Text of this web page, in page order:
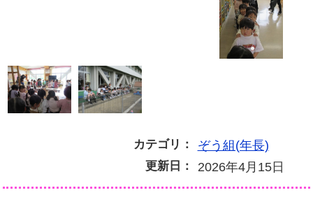
カテゴリ： ぞう組(年長)
更新日： 2026年4月15日